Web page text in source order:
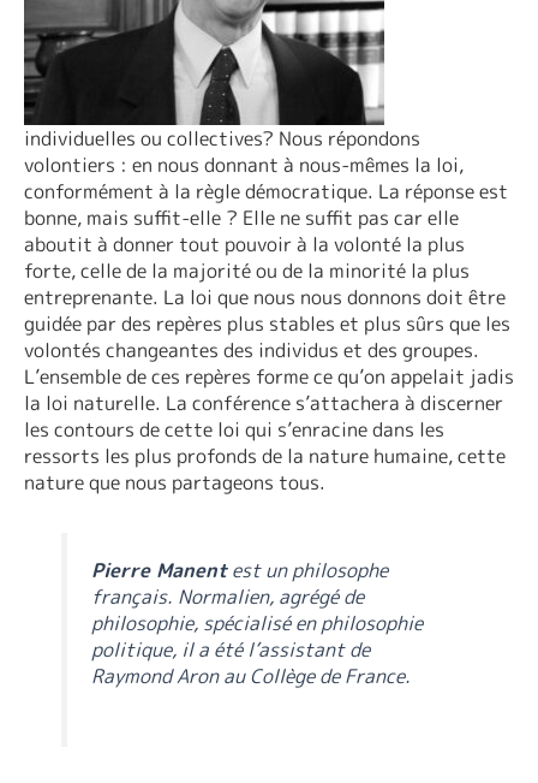
individuelles ou collectives? Nous répondons
volontiers : en nous donnant à nous-mêmes la loi,
conformément à la règle démocratique. La réponse est
bonne, mais suffit-elle ? Elle ne suffit pas car elle
aboutit à donner tout pouvoir à la volonté la plus
forte, celle de la majorité ou de la minorité la plus
entreprenante. La loi que nous nous donnons doit être
guidée par des repères plus stables et plus sûrs que les
volontés changeantes des individus et des groupes.
L’ensemble de ces repères forme ce qu’on appelait jadis
la loi naturelle. La conférence s’attachera à discerner
les contours de cette loi qui s’enracine dans les
ressorts les plus profonds de la nature humaine, cette
nature que nous partageons tous.
Pierre Manentest un philosophe
français. Normalien, agrégé de
philosophie, spécialisé en philosophie
politique, il a été l’assistant de
Raymond Aron au Collège de France.